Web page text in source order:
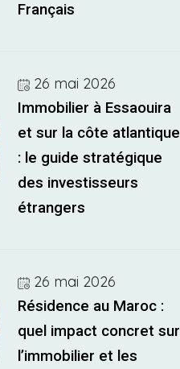
Français
26 mai 2026
Immobilier à Essaouira
et sur la côte atlantique
: le guide stratégique
des investisseurs
étrangers
26 mai 2026
Résidence au Maroc :
quel impact concret sur
l’immobilier et les